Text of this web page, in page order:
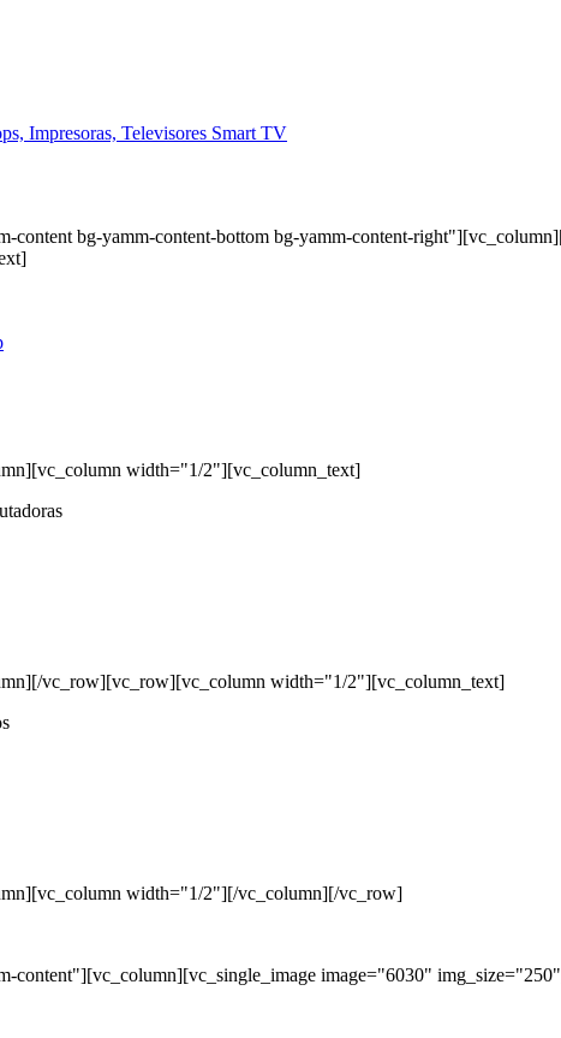
content bg-yamm-content-bottom bg-yamm-content-
width="1/2"][vc_column_text]
vc_row][vc_row][vc_column width="1/2"][vc_column_text]
width="1/2"][/vc_column][/vc_row]
content"][vc_column][vc_single_image image="6030"